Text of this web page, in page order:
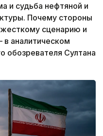
и судьба нефтяной и
Почему стороны
сценарию и
аналитическом
обозревателя Султана